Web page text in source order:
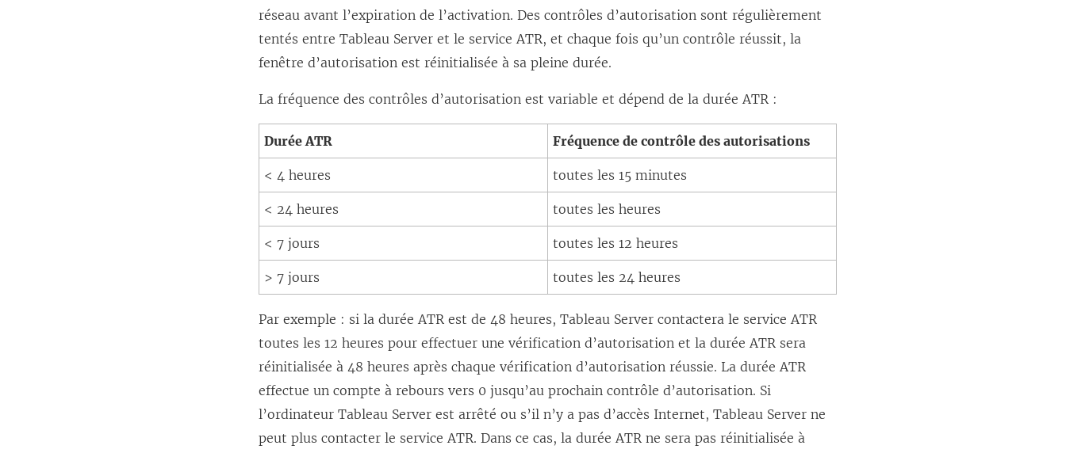
)
réseau avant l’expiration de l’activation. Des contrôles d’autorisation sont régulièrement
tentés entre Tableau Server et le service ATR, et chaque fois qu’un contrôle réussit, la
fenêtre d’autorisation est réinitialisée à sa pleine durée.
La fréquence des contrôles d’autorisation est variable et dépend de la durée ATR :
Durée ATR Fréquence de contrôle des autorisations
< 4 heures toutes les 15 minutes
< 24 heures toutes les heures
< 7 jours toutes les 12 heures
> 7 jours toutes les 24 heures
Par exemple : si la durée ATR est de 48 heures, Tableau Server contactera le service ATR
toutes les 12 heures pour effectuer une vérification d’autorisation et la durée ATR sera
réinitialisée à 48 heures après chaque vérification d’autorisation réussie. La durée ATR
effectue un compte à rebours vers 0 jusqu’au prochain contrôle d’autorisation. Si
l’ordinateur Tableau Server est arrêté ou s’il n’y a pas d’accès Internet, Tableau Server ne
peut plus contacter le service ATR. Dans ce cas, la durée ATR ne sera pas réinitialisée à